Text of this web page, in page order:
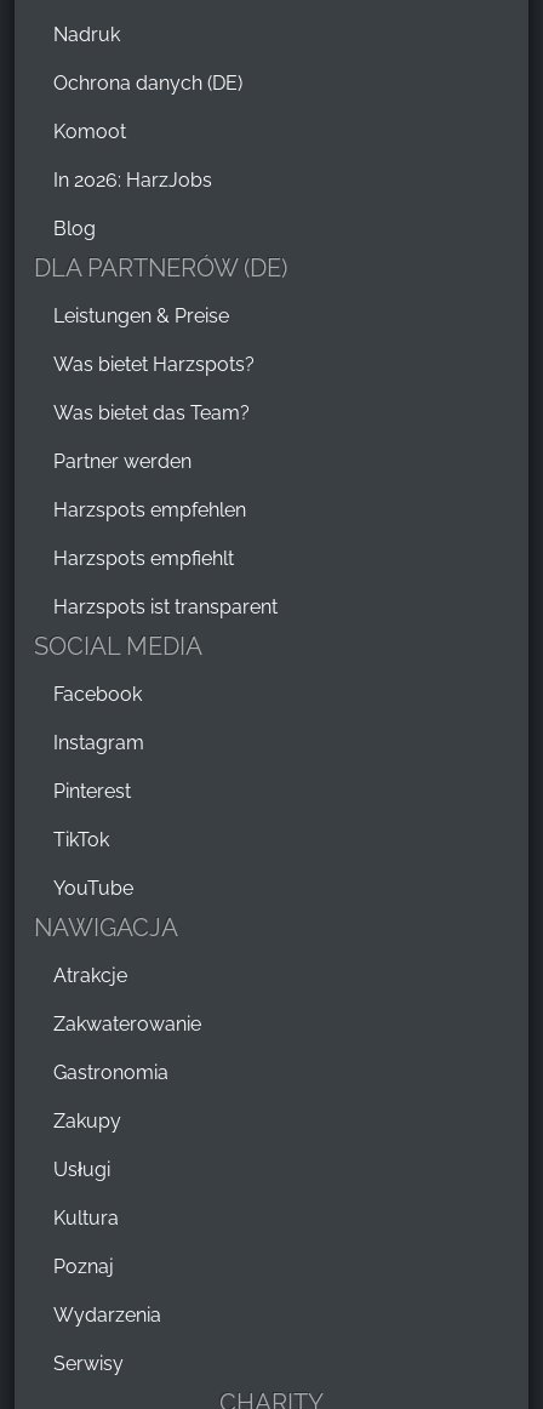
Nadruk
Ochrona danych (DE)
Komoot
In 2026: HarzJobs
Blog
DLA PARTNERÓW (DE)
Leistungen & Preise
Was bietet Harzspots?
Was bietet das Team?
Partner werden
Harzspots empfehlen
Harzspots empfiehlt
Harzspots ist transparent
SOCIAL MEDIA
Facebook
Instagram
Pinterest
TikTok
YouTube
NAWIGACJA
Atrakcje
Zakwaterowanie
Gastronomia
Zakupy
Usługi
Kultura
Poznaj
Wydarzenia
Serwisy
CHARITY